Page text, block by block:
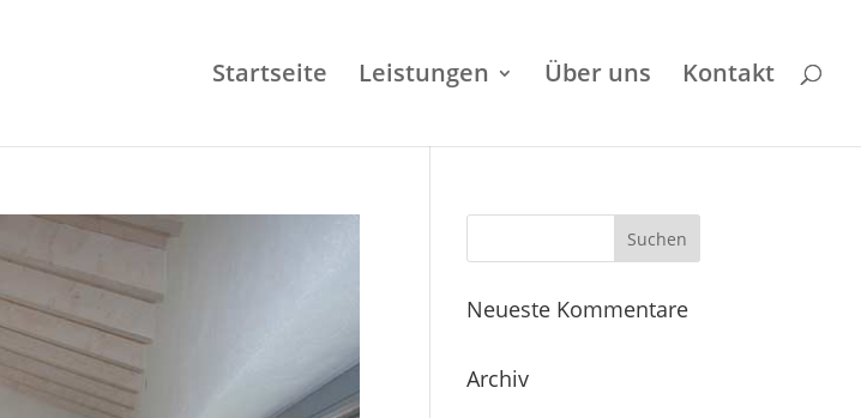
Startseite Leistungen Über uns Kontakt
Neueste Kommentare
Archiv